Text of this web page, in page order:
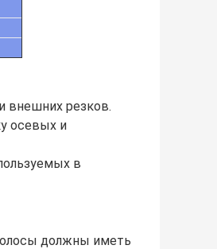
внешних резков.
осевых и
в
должны иметь